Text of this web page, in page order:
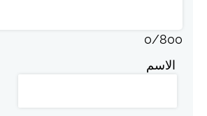
0/800
الاسم